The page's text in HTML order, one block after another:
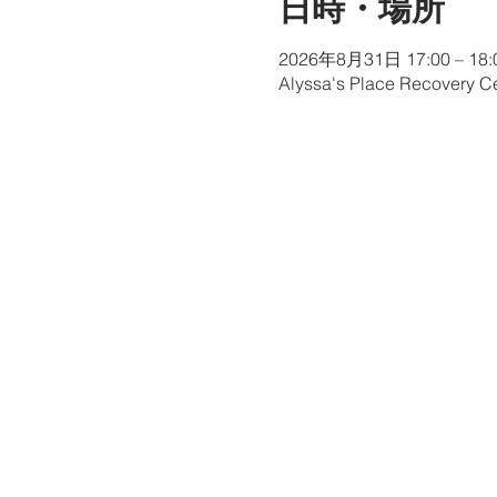
日時・場所
2026年8月31日 17:00 –
Alyssa's Place Recovery